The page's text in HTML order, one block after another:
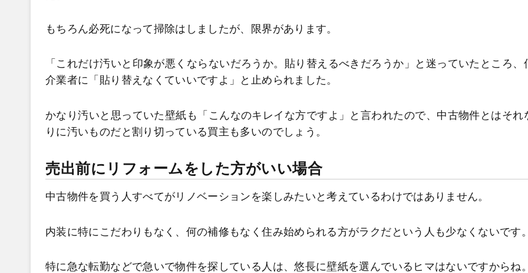
もちろん必死になって掃除はしましたが、限界があります。
「これだけ汚いと印象が悪くならないだろうか。貼り替えるべきだろうか」と迷っていたところ、
介業者に「貼り替えなくていいですよ」と止められました。
かなり汚いと思っていた壁紙も「こんなのキレイな方ですよ」と言われたので、中古物件とはそれ
りに汚いものだと割り切っている買主も多いのでしょう。
売出前にリフォームをした方がいい場合
中古物件を買う人すべてがリノベーションを楽しみたいと考えているわけではありません。
内装に特にこだわりもなく、何の補修もなく住み始められる方がラクだという人も少なくないです
特に急な転勤などで急いで物件を探している人は、悠長に壁紙を選んでいるヒマはないですからね